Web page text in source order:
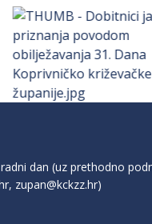
dan (uz prethodno
, zupan@kckzz.hr)